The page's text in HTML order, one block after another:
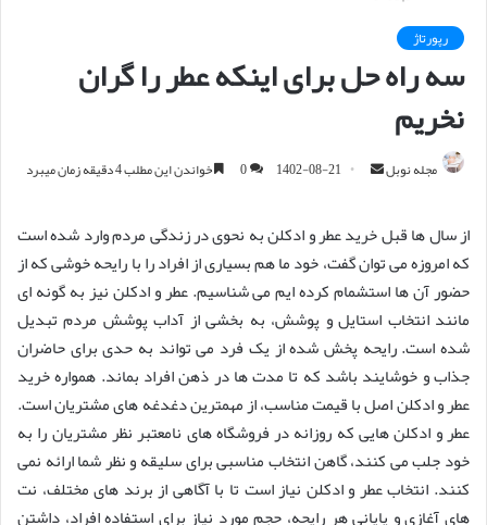
رپورتاژ
سه راه حل برای اینکه عطر را گران
نخریم
مجله نوبل
ا
ل
ا
ی
م
ی
ل
1402-08-21
0 خواندن این مطلب 4 دقیقه زمان میبرد
از سال ها قبل خرید عطر و ادکلن به نحوی در زندگی مردم وارد شده است
که امروزه می توان گفت، خود ما هم بسیاری از افراد را با رایحه خوشی که از
حضور آن ها استشمام کرده ایم می شناسیم. عطر و ادکلن نیز به گونه ای
مانند انتخاب استایل و پوشش، به بخشی از آداب پوشش مردم تبدیل
شده است. رایحه پخش شده از یک فرد می تواند به حدی برای حاضران
جذاب و خوشایند باشد که تا مدت ها در ذهن افراد بماند. همواره خرید
عطر و ادکلن اصل با قیمت مناسب، از مهمترین دغدغه های مشتریان است.
عطر و ادکلن هایی که روزانه در فروشگاه های نامعتبر نظر مشتریان را به
خود جلب می کنند، گاهن انتخاب مناسبی برای سلیقه و نظر شما ارائه نمی
کنند. انتخاب عطر و ادکلن نیاز است تا با آگاهی از برند های مختلف، نت
های آغازی و پایانی هر رایحه، حجم مورد نیاز برای استفاده افراد، داشتن